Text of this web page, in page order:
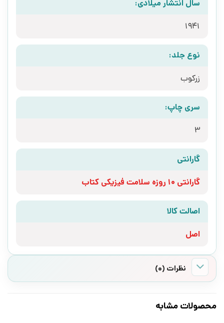
سال انتشار میلادی:
1941
نوع جلد:
زرکوب
سری چاپ:
3
گارانتی
گارانتی 10 روزه سلامت فیزیکی کتاب
اصالت کالا
اصل
نظرات (0)
محصولات مشابه